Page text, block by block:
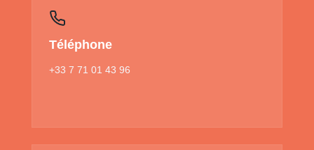
Téléphone
+33 7 71 01 43 96